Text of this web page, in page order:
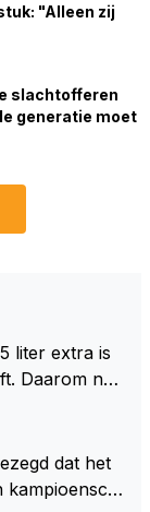
"Alleen zij
slachtofferen
generatie moet
liter extra is
Daarom ne
is het h
dat het
kampioensch